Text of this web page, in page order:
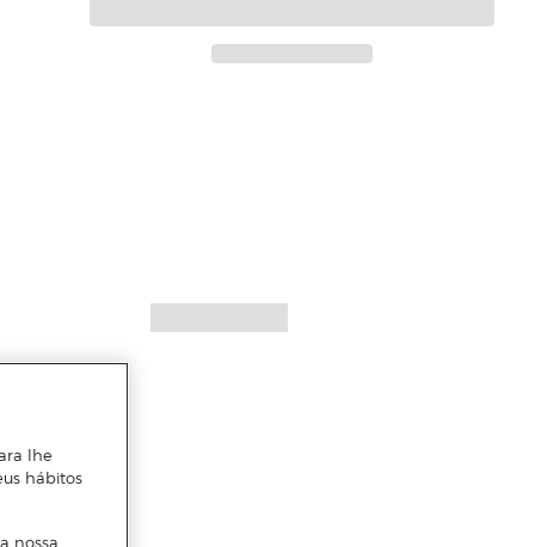
lhe
hábitos
nossa